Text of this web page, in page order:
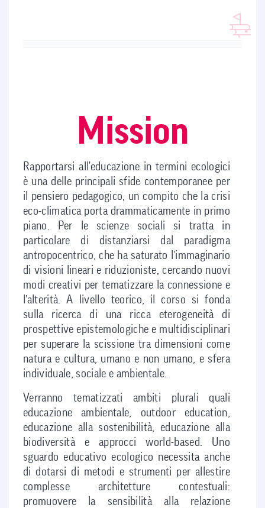
Mission
Rapportarsi all'educazione in termini ecologici
è una delle principali sfide contemporanee per
il pensiero pedagogico, un compito che la crisi
eco-climatica porta drammaticamente in primo
piano. Per le scienze sociali si tratta in
particolare di distanziarsi dal paradigma
antropocentrico, che ha saturato l’immaginario
di visioni lineari e riduzioniste, cercando nuovi
modi creativi per tematizzare la connessione e
l’alterità. A livello teorico, il corso si fonda
sulla ricerca di una ricca eterogeneità di
prospettive epistemologiche e multidisciplinari
per superare la scissione tra dimensioni come
natura e cultura, umano e non umano, e sfera
individuale, sociale e ambientale.
Verranno tematizzati ambiti plurali quali
educazione ambientale, outdoor education,
educazione alla sostenibilità, educazione alla
biodiversità e approcci world-based. Uno
sguardo educativo ecologico necessita anche
di dotarsi di metodi e strumenti per allestire
complesse architetture contestuali:
promuovere la sensibilità alla relazione